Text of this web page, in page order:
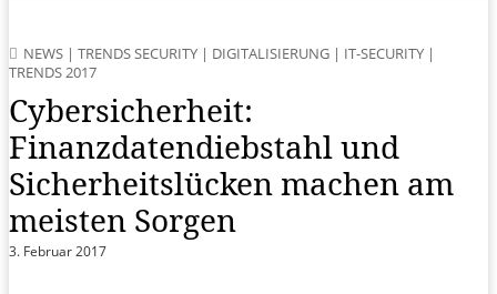
NEWS | TRENDS SECURITY | DIGITALISIERUNG | IT-SECURITY |
TRENDS 2017
Cybersicherheit:
Finanzdatendiebstahl und
Sicherheitslücken machen am
meisten Sorgen
3. Februar 2017